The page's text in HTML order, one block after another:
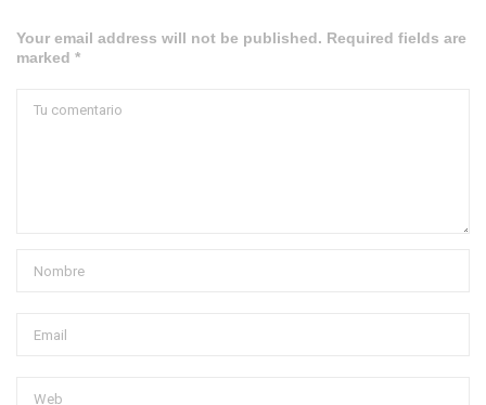
Your email address will not be published. Required fields are
marked *